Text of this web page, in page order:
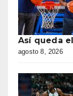
Así queda
agosto 8, 2026